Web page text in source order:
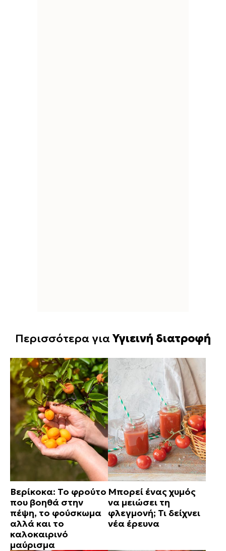
Περισσότερα γιαΥγιεινή διατροφή
Βερίκοκα: Το φρούτο
που βοηθά στην
πέψη, το φούσκωμα
αλλά και το
καλοκαιρινό
μαύρισμα
Μπορεί ένας χυμός
να μειώσει τη
φλεγμονή; Τι δείχνει
νέα έρευνα